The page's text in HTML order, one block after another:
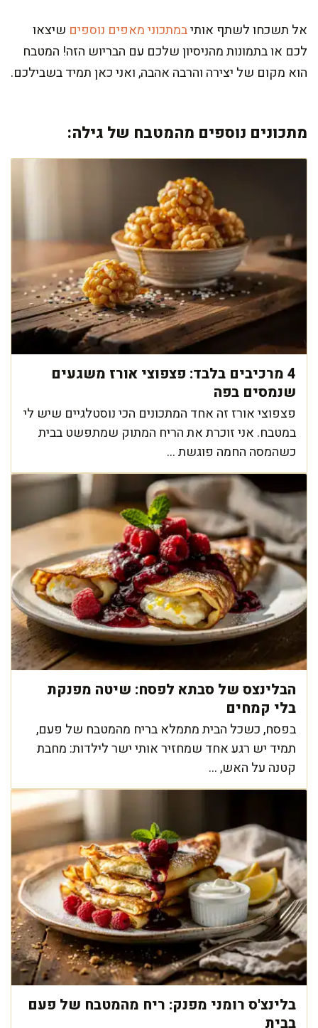
אל תשכחו לשתף אותיבמתכוני מאפים נוספים שיצאו
לכם או בתמונות מהניסיון שלכם עם הבריוש הזה! המטבח
הוא מקום של יצירה והרבה אהבה, ואני כאן תמיד בשבילכם.
מתכונים נוספים מהמטבח של גילה:
4 מרכיבים בלבד: פצפוצי אורז משגעים
שנמסים בפה
פצפוצי אורז זה אחד המתכונים הכי נוסטלגיים שיש לי
במטבח. אני זוכרת את הריח המתוק שמתפשט בבית
כשהמסה החמה פוגשת ...
הבלינצס של סבתא לפסח: שיטה מפנקת
בלי קמחים
בפסח, כשכל הבית מתמלא בריח מהמטבח של פעם,
תמיד יש רגע אחד שמחזיר אותי ישר לילדות: מחבת
קטנה על האש, ...
בלינצ'ס רומני מפנק: ריח מהמטבח של פעם
בבית